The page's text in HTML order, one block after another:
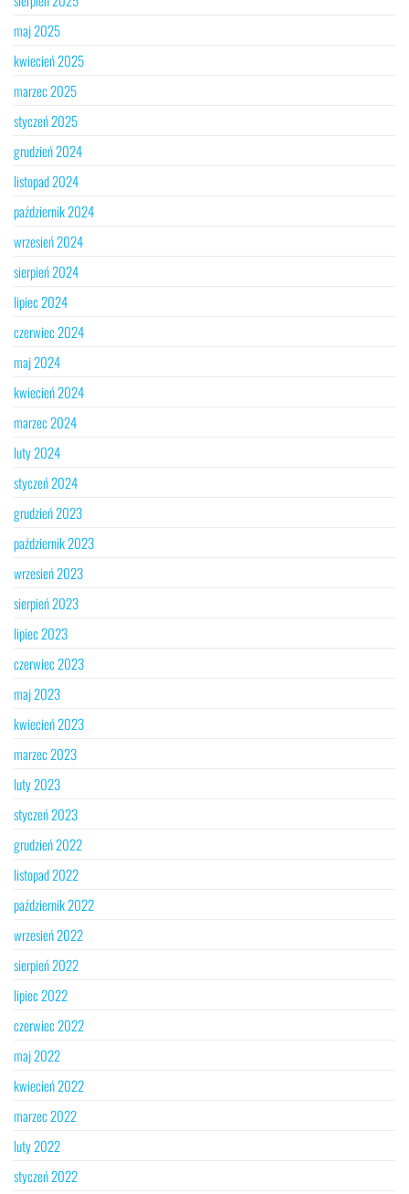
maj 2025
kwiecień 2025
marzec 2025
styczeń 2025
grudzień 2024
listopad 2024
październik 2024
wrzesień 2024
sierpień 2024
lipiec 2024
czerwiec 2024
maj 2024
kwiecień 2024
marzec 2024
luty 2024
styczeń 2024
grudzień 2023
październik 2023
wrzesień 2023
sierpień 2023
lipiec 2023
czerwiec 2023
maj 2023
kwiecień 2023
marzec 2023
luty 2023
styczeń 2023
grudzień 2022
listopad 2022
październik 2022
wrzesień 2022
sierpień 2022
lipiec 2022
czerwiec 2022
maj 2022
kwiecień 2022
marzec 2022
luty 2022
styczeń 2022